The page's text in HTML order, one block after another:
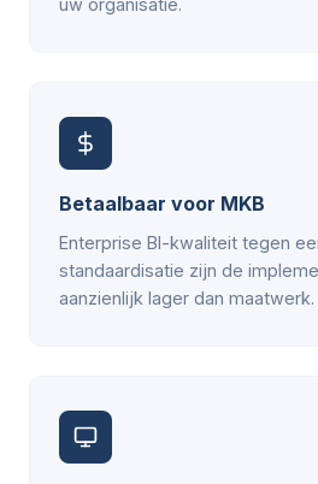
uw organisatie.
Betaalbaar voor MKB
Enterprise BI-kwaliteit tegen
standaardisatie zijn de
aanzienlijk lager dan maatwerk.